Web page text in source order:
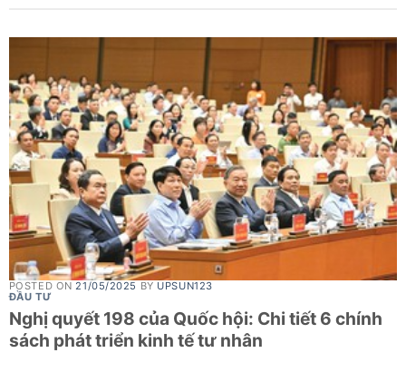
POSTED ON21/05/2025 BY UPSUN123
ĐẦU TƯ
Nghị quyết 198 của Quốc hội: Chi tiết 6 chính
sách phát triển kinh tế tư nhân